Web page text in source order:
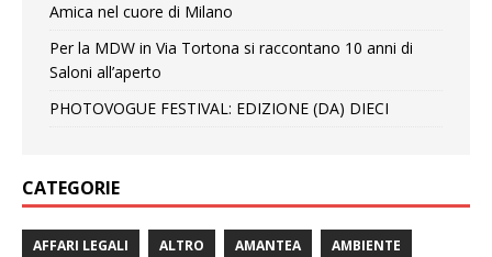
Amica nel cuore di Milano
Per la MDW in Via Tortona si raccontano 10 anni di
Saloni all’aperto
PHOTOVOGUE FESTIVAL: EDIZIONE (DA) DIECI
CATEGORIE
AFFARI LEGALI ALTRO AMANTEA AMBIENTE